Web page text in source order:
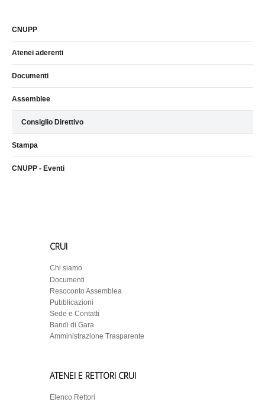
CNUPP
Atenei aderenti
Documenti
Assemblee
Consiglio Direttivo
Stampa
CNUPP - Eventi
CRUI
Chi siamo
Documenti
Resoconto Assemblea
Pubblicazioni
Sede e Contatti
Bandi di Gara
Amministrazione Trasparente
ATENEI E RETTORI CRUI
Elenco Rettori